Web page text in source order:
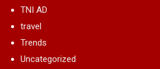
TNI AD
travel
Trends
Uncategorized